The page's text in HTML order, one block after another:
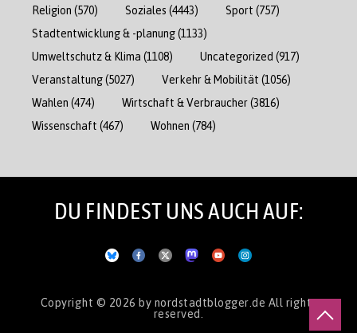
Religion (570) Soziales (4443) Sport (757)
Stadtentwicklung & -planung(1133)
Umweltschutz & Klima (1108) Uncategorized (917)
Veranstaltung(5027) Verkehr & Mobilität (1056)
Wahlen (474) Wirtschaft & Verbraucher(3816)
Wissenschaft (467) Wohnen (784)
DU FINDEST UNS AUCH AUF:
Copyright © 2026 by nordstadtblogger.de All rights
reserved.